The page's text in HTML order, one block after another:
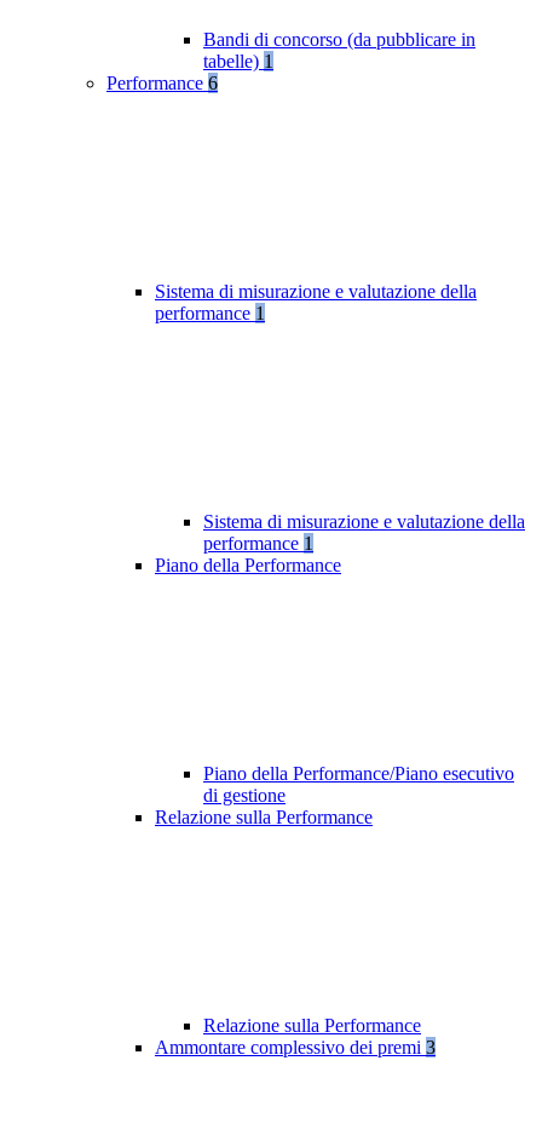
Bandi di concorso (da pubblicare in
tabelle) 1
Performance 6
Sistema di misurazione e valutazione della
performance 1
Sistema di misurazione e valutazione della
performance 1
Piano della Performance
Piano della Performance/Piano esecutivo
di gestione
Relazione sulla Performance
Relazione sulla Performance
Ammontare complessivo dei premi 3